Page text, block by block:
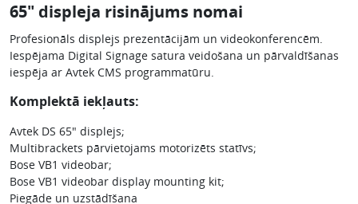
65″ displeja risinājums nomai
Profesionāls displejs prezentācijām un videokonferencēm.
Iespējama Digital Signage satura veidošana un pārvaldīšanas
iespēja ar Avtek CMS programmatūru.
Komplektā iekļauts:
Avtek DS 65″ displejs;
Multibrackets pārvietojams motorizēts statīvs;
Bose VB1 videobar;
Bose VB1 videobar display mounting kit;
Piegāde un uzstādīšana